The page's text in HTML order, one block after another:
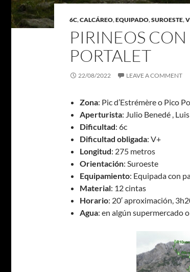
6C,CALCÁREO,EQUIPADO,SUROESTE,
PIRINEOS
PORTALET
22/08/2022 LEAVE A COMMENT
Zona: Pic d’Estrémère o Pico
Aperturista: Julio Benedé ,
Dificultad: 6c
Dificultad obligada: V+
Longitud: 275 metros
Orientación: Suroeste
Equipamiento: Equipada con
Material: 12 cintas
Horario: 20′ aproximación,
Agua: en algún supermercado